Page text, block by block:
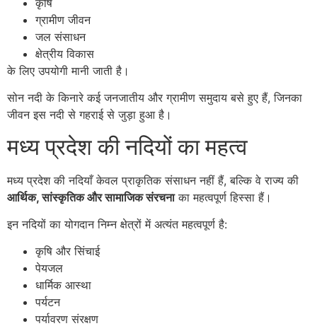
ग्रामीण जीवन
जल संसाधन
क्षेत्रीय विकास
के लिए उपयोगी मानी जाती है।
सोन नदी के किनारे कई जनजातीय और ग्रामीण समुदाय बसे हुए हैं, जिनका
जीवन इस नदी से गहराई से जुड़ा हुआ है।
मध्य प्रदेश की नदियों का महत्व
मध्य प्रदेश की नदियाँ केवल प्राकृतिक संसाधन नहीं हैं, बल्कि वे राज्य की
आर्थिक, सांस्कृतिक और सामाजिक संरचनाका महत्वपूर्ण हिस्सा हैं।
इन नदियों का योगदान निम्न क्षेत्रों में अत्यंत महत्वपूर्ण है:
कृषि और सिंचाई
पेयजल
धार्मिक आस्था
पर्यटन
पर्यावरण संरक्षण